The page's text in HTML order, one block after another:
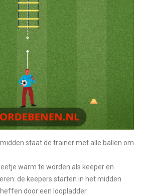
staat de trainer met alle ballen om
warm te worden als keeper en
de keepers starten in het midden
door een loopladder.